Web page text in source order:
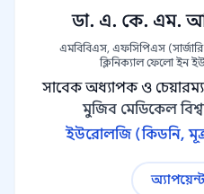
ডা. এ. কে. এম.
এমবিবিএস, এফসিপিএস
ক্লিনিক্যাল ফেলো ইন
সাবেক অধ্যাপক ও
মুজিব মেডিকেল
ইউরোলজি (কিডনি,